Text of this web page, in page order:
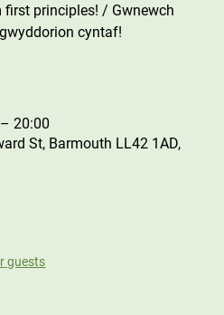
principles! / Gwnewch
cyntaf!
20:00
St, Barmouth LL42 1AD,
guests